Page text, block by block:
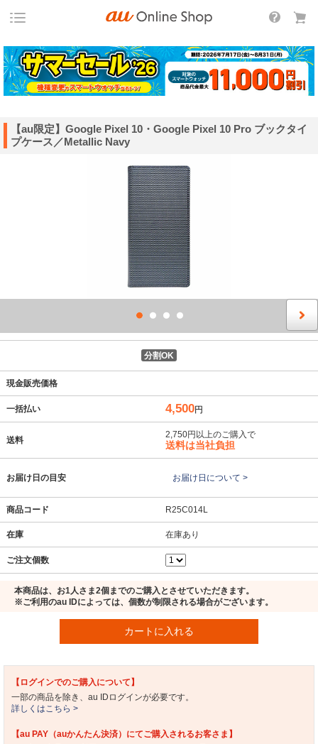
【au限定】Google Pixel 10・Google Pixel 10 Pro ブックタイ
プケース／Metallic Navy
分割OK
現金販売価格
一括払い 4,500円
送料
2,750円以上のご購入で
送料は当社負担
お届け日の目安 お届け日について >
商品コード R25C014L
在庫 在庫あり
ご注文個数
本商品は、お1人さま2個までのご購入とさせていただきます。
※ご利用のau IDによっては、個数が制限される場合がございます。
カートに入れる
【ログインでのご購入について】
一部の商品を除き、au IDログインが必要です。
詳しくはこちら >
【au PAY（auかんたん決済）にてご購入されるお客さま】